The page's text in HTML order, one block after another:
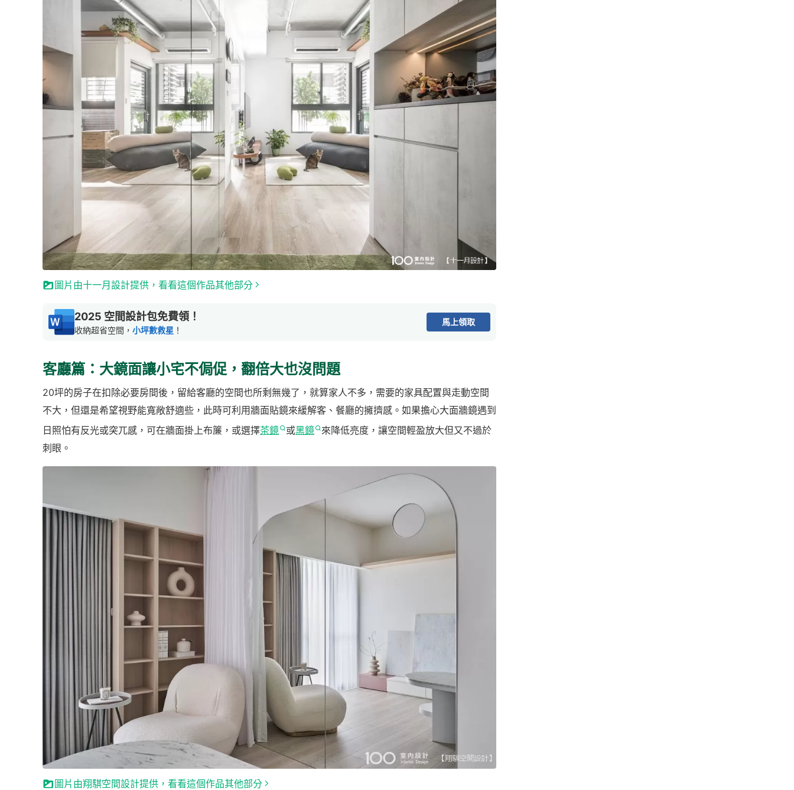
圖片由十一月設計提供，看看這個作品其他部分
2025 空間設計包免費領！
收納超省空間， 小坪數救星 ！
馬上領取
客廳篇：大鏡面讓小宅不侷促，翻倍大也沒問題
20坪的房子在扣除必要房間後，留給客廳的空間也所剩無幾了，就算家人不多，需要的家具配置與走動空間
不大，但還是希望視野能寬敞舒適些，此時可利用牆面貼鏡來緩解客、餐廳的擁擠感。如果擔心大面牆鏡遇到
日照怕有反光或突兀感，可在牆面掛上布簾，或選擇茶鏡 或黑鏡
來降低亮度，讓空間輕盈放大但又不過於
刺眼。
圖片由翔騏空間設計提供，看看這個作品其他部分